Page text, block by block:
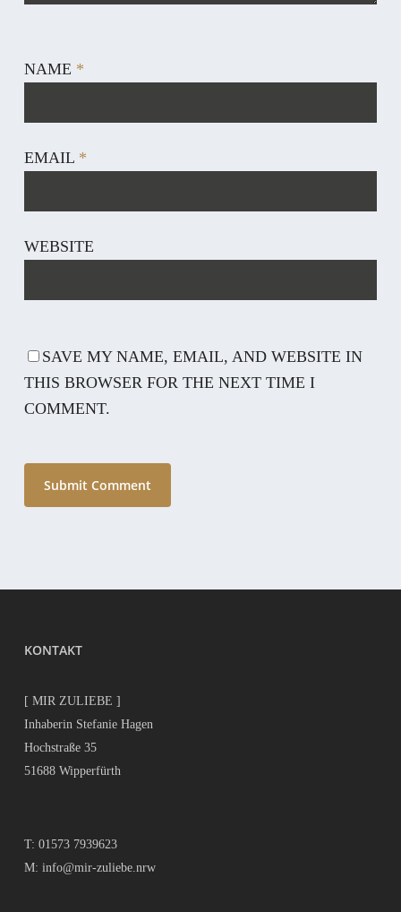
NAME *
EMAIL *
WEBSITE
SAVE MY NAME, EMAIL, AND WEBSITE IN
THIS BROWSER FOR THE NEXT TIME I
COMMENT.
KONTAKT
[ MIR ZULIEBE ]
Inhaberin Stefanie Hagen
Hochstraße 35
51688 Wipperfürth
T: 01573 7939623
M: info@mir-zuliebe.nrw